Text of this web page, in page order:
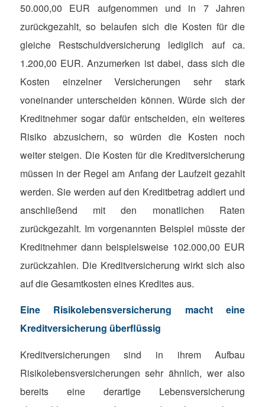
50.000,00 EUR aufgenommen und in 7 Jahren
zurückgezahlt, so belaufen sich die Kosten für die
gleiche Restschuldversicherung lediglich auf ca.
1.200,00 EUR. Anzumerken ist dabei, dass sich die
Kosten einzelner Versicherungen sehr stark
voneinander unterscheiden können. Würde sich der
Kreditnehmer sogar dafür entscheiden, ein weiteres
Risiko abzusichern, so würden die Kosten noch
weiter steigen. Die Kosten für die Kreditversicherung
müssen in der Regel am Anfang der Laufzeit gezahlt
werden. Sie werden auf den Kreditbetrag addiert und
anschließend mit den monatlichen Raten
zurückgezahlt. Im vorgenannten Beispiel müsste der
Kreditnehmer dann beispielsweise 102.000,00 EUR
zurückzahlen. Die Kreditversicherung wirkt sich also
auf die Gesamtkosten eines Kredites aus.
Eine Risikolebensversicherung macht eine
Kreditversicherung überflüssig
Kreditversicherungen sind in ihrem Aufbau
Risikolebensversicherungen sehr ähnlich, wer also
bereits eine derartige Lebensversicherung